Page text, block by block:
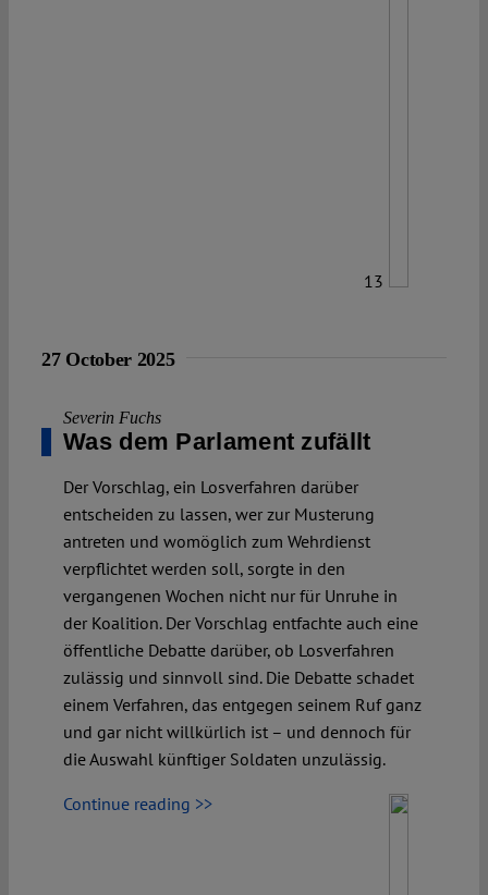
13
27 October 2025
Severin Fuchs
Was dem Parlament zufällt
Der Vorschlag, ein Losverfahren darüber
entscheiden zu lassen, wer zur Musterung
antreten und womöglich zum Wehrdienst
verpflichtet werden soll, sorgte in den
vergangenen Wochen nicht nur für Unruhe in
der Koalition. Der Vorschlag entfachte auch eine
öffentliche Debatte darüber, ob Losverfahren
zulässig und sinnvoll sind. Die Debatte schadet
einem Verfahren, das entgegen seinem Ruf ganz
und gar nicht willkürlich ist – und dennoch für
die Auswahl künftiger Soldaten unzulässig.
Continue reading >>